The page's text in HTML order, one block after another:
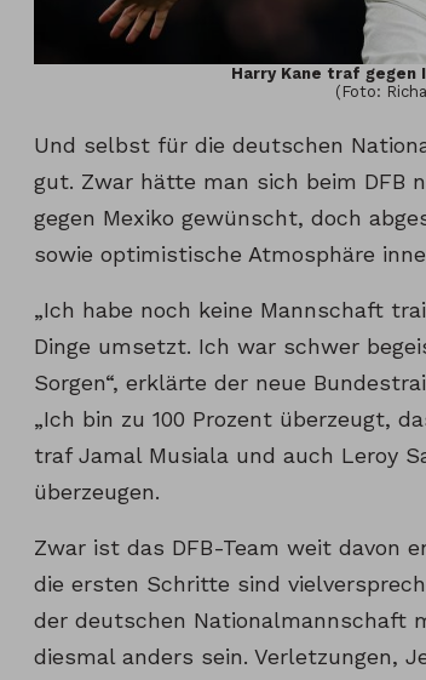
Harry Kane traf
(Foto:
Und selbst für die deutschen
gut. Zwar hätte man sich beim DFB
gegen Mexiko gewünscht, doch
sowie optimistische Atmosphäre
„Ich habe noch keine Mannschaft
Dinge umsetzt. Ich war schwer
Sorgen“, erklärte der neue
„Ich bin zu 100 Prozent überzeugt,
traf Jamal Musiala und auch Leroy
überzeugen.
Zwar ist das DFB-Team weit davon
die ersten Schritte sind
der deutschen Nationalmannschaft
diesmal anders sein. Verletzungen,